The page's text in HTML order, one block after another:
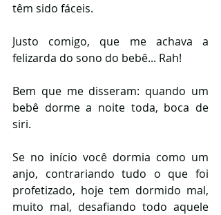
têm sido fáceis.
Justo comigo, que me achava a
felizarda do sono do bebê... Rah!
Bem que me disseram: quando um
bebê dorme a noite toda, boca de
siri.
Se no início você dormia como um
anjo, contrariando tudo o que foi
profetizado, hoje tem dormido mal,
muito mal, desafiando todo aquele